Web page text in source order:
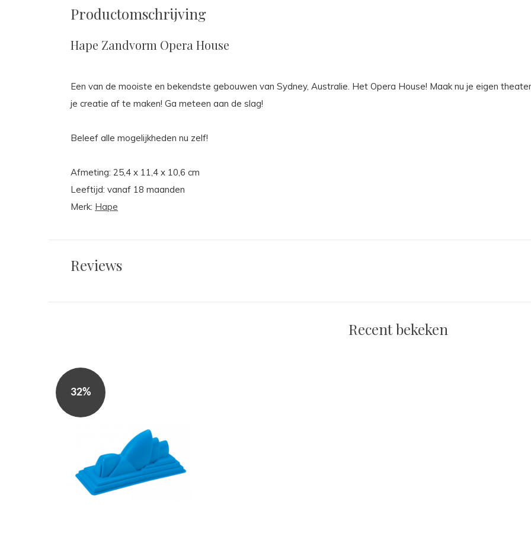
Productomschrijving
Hape Zandvorm Opera House
Een van de mooiste en bekendste gebouwen van Sydney, Australie. Het Opera House! Maak nu je eigen
je creatie af te maken! Ga meteen aan de slag!
Beleef alle mogelijkheden nu zelf!
Afmeting: 25,4 x 11,4 x 10,6 cm
Leeftijd: vanaf 18 maanden
Merk: Hape
Reviews
Recent bekeken
32%